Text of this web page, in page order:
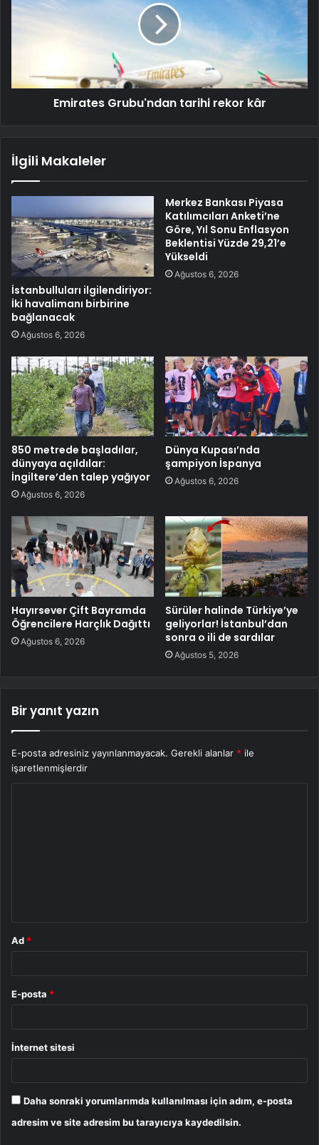
Emirates Grubu'ndan tarihi rekor kâr
İlgili Makaleler
İstanbulluları ilgilendiriyor:
İki havalimanı birbirine
bağlanacak
Ağustos 6, 2026
Merkez Bankası Piyasa
Katılımcıları Anketi’ne
Göre, Yıl Sonu Enflasyon
Beklentisi Yüzde 29,21’e
Yükseldi
Ağustos 6, 2026
850 metrede başladılar,
dünyaya açıldılar:
İngiltere’den talep yağıyor
Ağustos 6, 2026
Dünya Kupası’nda
şampiyon İspanya
Ağustos 6, 2026
Hayırsever Çift Bayramda
Öğrencilere Harçlık Dağıttı
Ağustos 6, 2026
Sürüler halinde Türkiye’ye
geliyorlar! İstanbul’dan
sonra o ili de sardılar
Ağustos 5, 2026
Bir yanıt yazın
E-posta adresiniz yayınlanmayacak. Gerekli alanlar * ile
işaretlenmişlerdir
Ad *
E-posta *
İnternet sitesi
Daha sonraki yorumlarımda kullanılması için adım, e-posta
adresim ve site adresim bu tarayıcıya kaydedilsin.